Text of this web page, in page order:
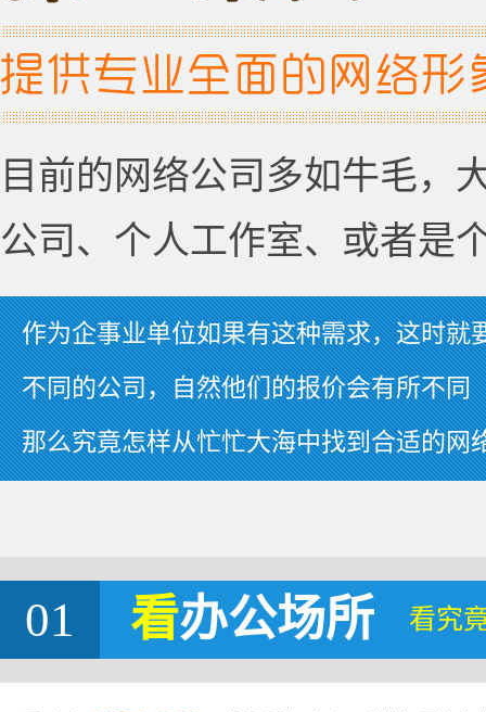
目前的网络公司多如牛毛，
公司、个人工作室、或者是
作为企事业单位如果有这种需求，这时就
不同的公司，自然他们的报价会有所不同
那么究竟怎样从忙忙大海中找到合适的网
01 看办公场所 看究